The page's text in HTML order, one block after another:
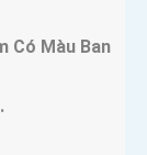
Có Màu Ban